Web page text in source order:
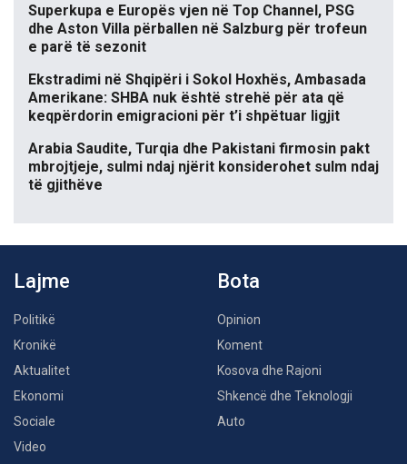
Superkupa e Europës vjen në Top Channel, PSG
dhe Aston Villa përballen në Salzburg për trofeun
e parë të sezonit
Ekstradimi në Shqipëri i Sokol Hoxhës, Ambasada
Amerikane: SHBA nuk është strehë për ata që
keqpërdorin emigracioni për t’i shpëtuar ligjit
Arabia Saudite, Turqia dhe Pakistani firmosin pakt
mbrojtjeje, sulmi ndaj njërit konsiderohet sulm ndaj
të gjithëve
Lajme
Politikë
Kronikë
Aktualitet
Ekonomi
Sociale
Video
Bota
Opinion
Koment
Kosova dhe Rajoni
Shkencë dhe Teknologji
Auto